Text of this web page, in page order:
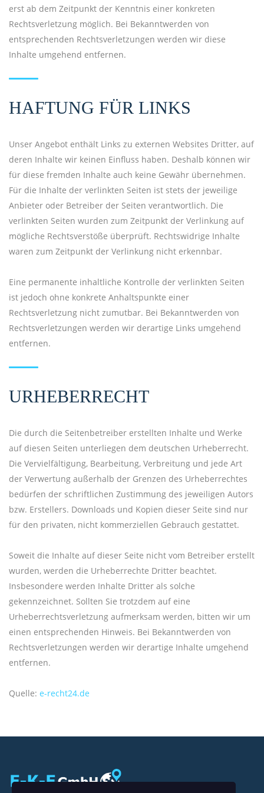
erst ab dem Zeitpunkt der Kenntnis einer konkreten
Rechtsverletzung möglich. Bei Bekanntwerden von
entsprechenden Rechtsverletzungen werden wir diese
Inhalte umgehend entfernen.
HAFTUNG FÜR LINKS
Unser Angebot enthält Links zu externen Websites Dritter, auf
deren Inhalte wir keinen Einfluss haben. Deshalb können wir
für diese fremden Inhalte auch keine Gewähr übernehmen.
Für die Inhalte der verlinkten Seiten ist stets der jeweilige
Anbieter oder Betreiber der Seiten verantwortlich. Die
verlinkten Seiten wurden zum Zeitpunkt der Verlinkung auf
mögliche Rechtsverstöße überprüft. Rechtswidrige Inhalte
waren zum Zeitpunkt der Verlinkung nicht erkennbar.
Eine permanente inhaltliche Kontrolle der verlinkten Seiten
ist jedoch ohne konkrete Anhaltspunkte einer
Rechtsverletzung nicht zumutbar. Bei Bekanntwerden von
Rechtsverletzungen werden wir derartige Links umgehend
entfernen.
URHEBERRECHT
Die durch die Seitenbetreiber erstellten Inhalte und Werke
auf diesen Seiten unterliegen dem deutschen Urheberrecht.
Die Vervielfältigung, Bearbeitung, Verbreitung und jede Art
der Verwertung außerhalb der Grenzen des Urheberrechtes
bedürfen der schriftlichen Zustimmung des jeweiligen Autors
bzw. Erstellers. Downloads und Kopien dieser Seite sind nur
für den privaten, nicht kommerziellen Gebrauch gestattet.
Soweit die Inhalte auf dieser Seite nicht vom Betreiber erstellt
wurden, werden die Urheberrechte Dritter beachtet.
Insbesondere werden Inhalte Dritter als solche
gekennzeichnet. Sollten Sie trotzdem auf eine
Urheberrechtsverletzung aufmerksam werden, bitten wir um
einen entsprechenden Hinweis. Bei Bekanntwerden von
Rechtsverletzungen werden wir derartige Inhalte umgehend
entfernen.
Quelle: e-recht24.de